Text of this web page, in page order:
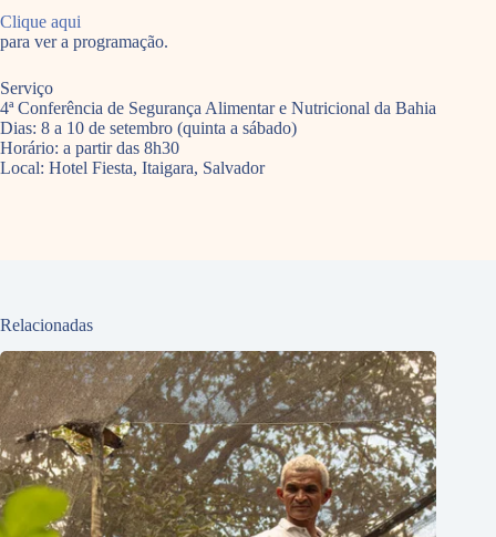
Clique aqui
para ver a programação.
Serviço
4ª Conferência de Segurança Alimentar e Nutricional da Bahia
Dias: 8 a 10 de setembro (quinta a sábado)
Horário: a partir das 8h30
Local: Hotel Fiesta, Itaigara, Salvador
Relacionadas